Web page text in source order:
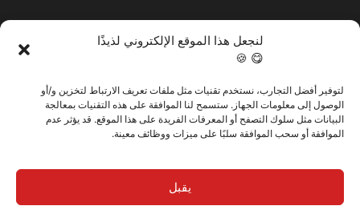
لنجعل هذا الموقع الإلكتروني لذيذًا
😋 🍪
لتوفير أفضل التجارب، نستخدم تقنيات مثل ملفات تعريف الارتباط لتخزين و/أو
الوصول إلى معلومات الجهاز. ستسمح لنا الموافقة على هذه التقنيات بمعالجة
البيانات مثل سلوك التصفح أو المعرفات الفريدة على هذا الموقع. قد يؤثر عدم
الموافقة أو سحب الموافقة سلبًا على ميزات ووظائف معينة.
يقبل
@2025 فيرتيتك. كل الحقوق محفوظة.
سياسة الخصوصية